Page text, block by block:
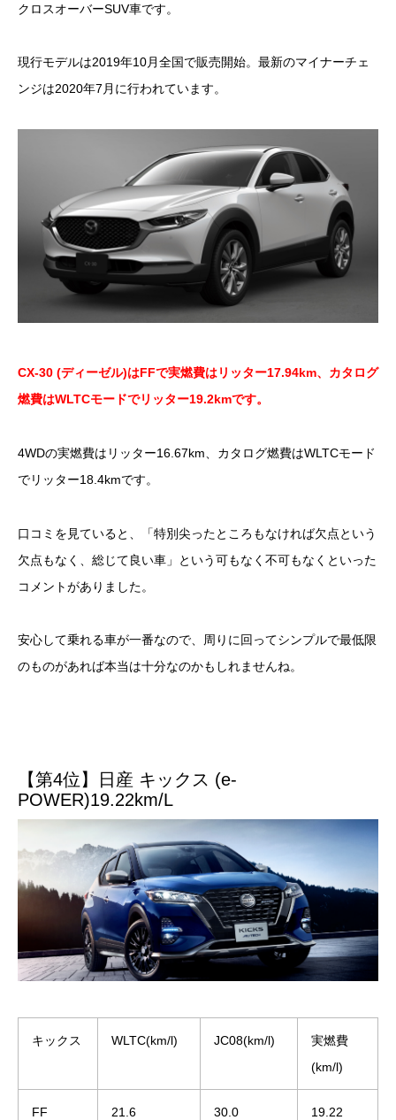
クロスオーバーSUV車です。
現行モデルは2019年10月全国で販売開始。最新のマイナーチェ
ンジは2020年7月に行われています。
CX-30 (ディーゼル)はFFで実燃費はリッター17.94km、カタログ
燃費はWLTCモードでリッター19.2kmです。
4WDの実燃費はリッター16.67km、カタログ燃費はWLTCモード
でリッター18.4kmです。
口コミを見ていると、「特別尖ったところもなければ欠点という
欠点もなく、総じて良い車」という可もなく不可もなくといった
コメントがありました。
安心して乗れる車が一番なので、周りに回ってシンプルで最低限
のものがあれば本当は十分なのかもしれませんね。
【第4位】日産 キックス (e-
POWER)19.22km/L
キックス WLTC(km/l) JC08(km/l)
実燃費
(km/l)
FF 21.6 30.0 19.22